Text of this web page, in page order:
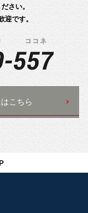
さい。
迎です。
こちら